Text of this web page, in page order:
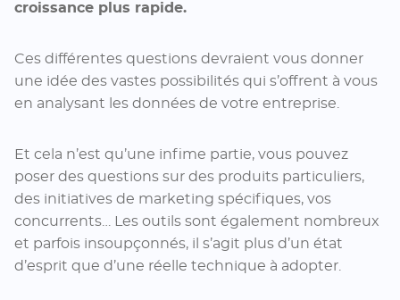
croissance plus rapide.
Ces différentes questions devraient vous donner
une idée des vastes possibilités qui s’offrent à vous
en analysant les données de votre entreprise.
Et cela n’est qu’une infime partie, vous pouvez
poser des questions sur des produits particuliers,
des initiatives de marketing spécifiques, vos
concurrents… Les outils sont également nombreux
et parfois insoupçonnés, il s’agit plus d’un état
d’esprit que d’une réelle technique à adopter.